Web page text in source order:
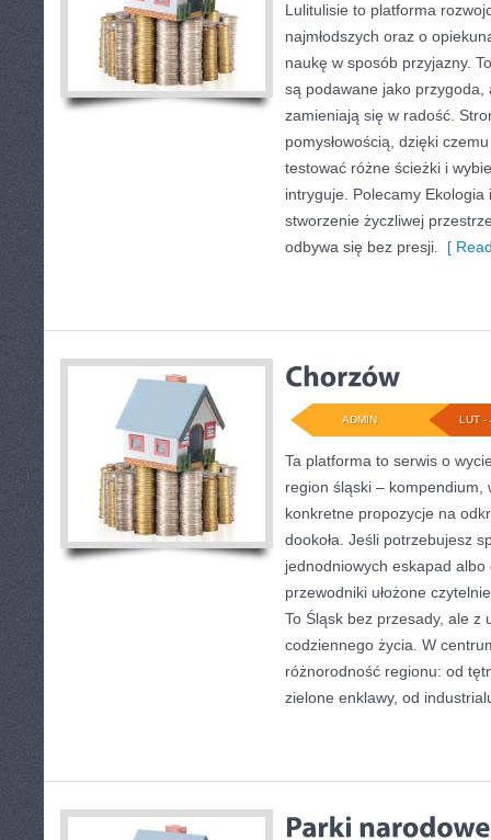
Lulitulisie to platforma
najmłodszych oraz o
naukę w sposób przyjazny.
są podawane jako przygoda,
zamieniają się w radość.
pomysłowością, dzięki
testować różne ścieżki i
intryguje. Polecamy Ekologia
stworzenie życzliwej
odbywa się bez presji.
[
LUT -
ADMIN
Ta platforma to serwis o
region śląski – kompendium,
konkretne propozycje na
dookoła. Jeśli potrzebujesz
jednodniowych eskapad albo
przewodniki ułożone
To Śląsk bez przesady, ale z
codziennego życia. W
różnorodność regionu: od
zielone enklawy, od